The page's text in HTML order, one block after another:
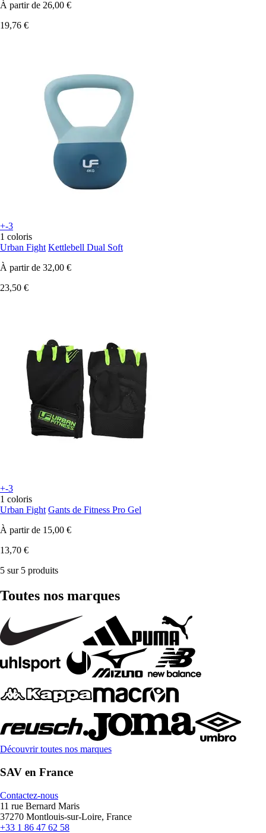
À partir de 26,00 €
19,76 €
+-3
1 coloris
Urban Fight Kettlebell Dual Soft
À partir de 32,00 €
23,50 €
+-3
1 coloris
Urban Fight Gants de Fitness Pro Gel
À partir de 15,00 €
13,70 €
5 sur 5 produits
Toutes nos marques
Découvrir toutes nos marques
SAV en France
Contactez-nous
11 rue Bernard Maris
37270 Montlouis-sur-Loire, France
+33 1 86 47 62 58